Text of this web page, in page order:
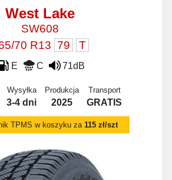
West Lake
SW608
70 R13 79 T
E C 71dB
Wysyłka
3-4 dni
Produkcja
2025
Transport
GRATIS
TPMS w koszyku za115 zł/szt